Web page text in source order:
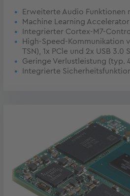
Erweiterte Audio Funktionen
Machine Learning Accelerator
Integrierter Cortex-M7-
High-Speed-Kommunikation
TSN), 1x PCle und 2x USB 3.0
Geringe Verlustleistung (typ.
Integrierte